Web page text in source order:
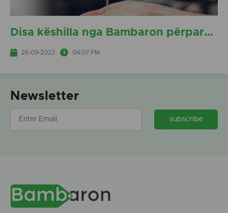
Disa këshilla nga Bambaron përpara se të blini një makinë të përdorur.
26-09-2022 04:07 PM
Newsletter
subscribe